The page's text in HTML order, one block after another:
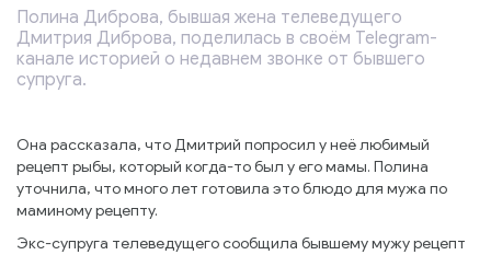
Полина Диброва, бывшая жена телеведущего
Дмитрия Диброва, поделилась в своём Telegram-
канале историей о недавнем звонке от бывшего
супруга.
Она рассказала, что Дмитрий попросил у неё любимый
рецепт рыбы, который когда-то был у его мамы. Полина
уточнила, что много лет готовила это блюдо для мужа по
маминому рецепту.
Экс-супруга телеведущего сообщила бывшему мужу рецепт